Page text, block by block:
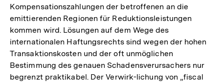
Kompensationszahlungen der betroffenen an die
emittierenden Regionen für Reduktionsleistungen
kommen wird. Lösungen auf dem Wege des
internationalen Haftungsrechts sind wegen der hohen
Transaktionskosten und der oft unmöglichen
Bestimmung des genauen Schadensverursachers nur
begrenzt praktikabel. Der Verwirk-lichung von „fiscal